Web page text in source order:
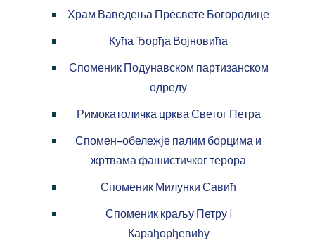
Храм Ваведења Пресвете Богородице
Кућа Ђорђа Војновића
Споменик Подунавском партизанском
одреду
Римокатоличка црква Светог Петра
Спомен-обележје палим борцима и
жртвама фашистичког терора
Споменик Милунки Савић
Споменик краљу Петру I
Карађорђевићу